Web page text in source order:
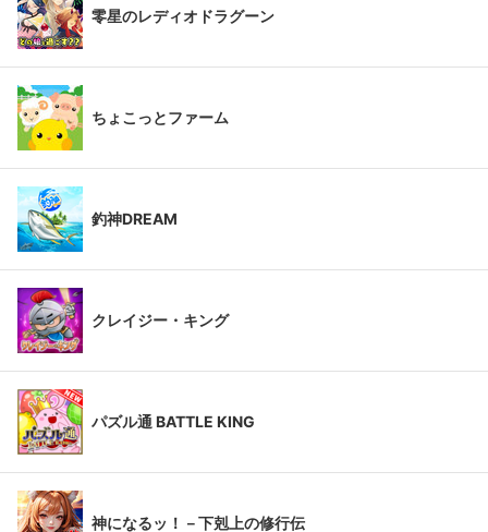
零星のレディオドラグーン
ちょこっとファーム
釣神DREAM
クレイジー・キング
パズル通 BATTLE KING
神になるッ！－下剋上の修行伝